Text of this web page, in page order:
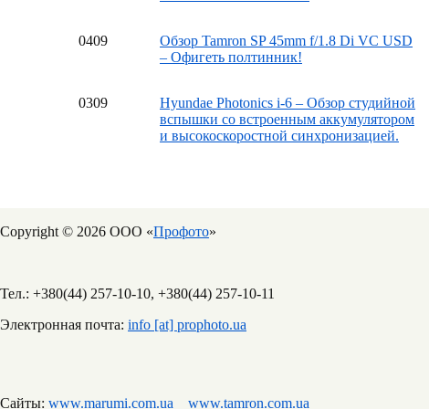
0409
Обзор Tamron SP 45mm f/1.8 Di VC USD
– Офигеть полтинник!
0309
Hyundae Photonics i-6 – Обзор студийной
вспышки со встроенным аккумулятором
и высокоскоростной синхронизацией.
Copyright © 2026 ООО «Профото»
Тел.: +380(44) 257-10-10, +380(44) 257-10-11
Электронная почта: info [at] prophoto.ua
Сайты: www.marumi.com.ua www.tamron.com.ua